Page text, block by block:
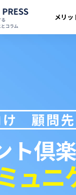
メリッ
顧問
ト倶
ュニ